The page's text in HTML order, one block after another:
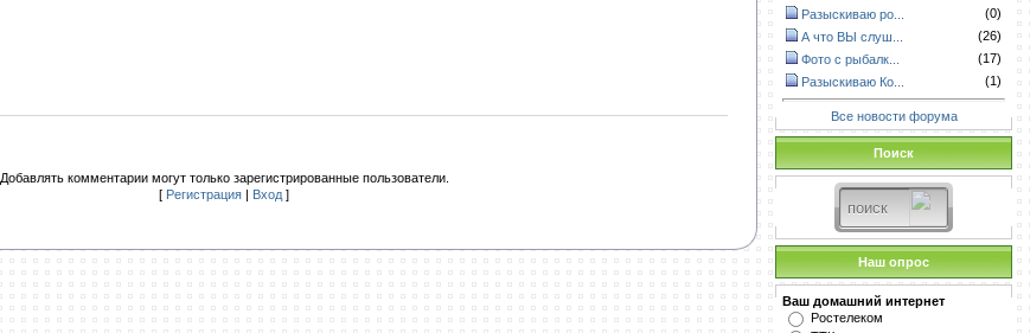
Добавлять комментарии могут только зарегистрированные пользователи.
[ Регистрация | Вход ]
Разыскиваю ро...
(0)
А что ВЫ слуш...
(26)
Фото с рыбалк...
(17)
Разыскиваю Ко...
(1)
Все новости форума
Поиск
Наш опрос
Ваш домашний интернет
Ростелеком